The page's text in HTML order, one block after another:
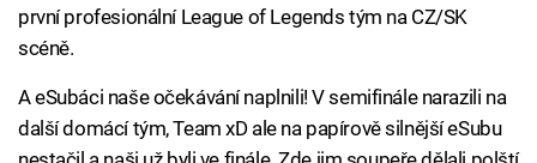
první profesionální League of Legends tým na CZ/SK
scéně.
A eSubáci naše očekávání naplnili! V semifinále narazili na
další domácí tým, Team xD ale na papírově silnější eSubu